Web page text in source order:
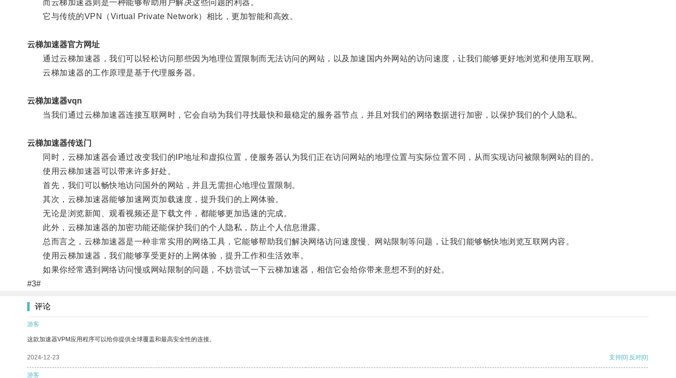
而云梯加速器则是一种能够帮助用户解决这些问题的利器。
它与传统的VPN（Virtual Private Network）相比，更加智能和高效。
云梯加速器官方网址
通过云梯加速器，我们可以轻松访问那些因为地理位置限制而无法访问的网站，以及加速国内外网站的访问速度，让我们能够更好地浏览和使用互联网。
云梯加速器的工作原理是基于代理服务器。
云梯加速器vqn
当我们通过云梯加速器连接互联网时，它会自动为我们寻找最快和最稳定的服务器节点，并且对我们的网络数据进行加密，以保护我们的个人隐私。
云梯加速器传送门
同时，云梯加速器会通过改变我们的IP地址和虚拟位置，使服务器认为我们正在访问网站的地理位置与实际位置不同，从而实现访问被限制网站的目的。
使用云梯加速器可以带来许多好处。
首先，我们可以畅快地访问国外的网站，并且无需担心地理位置限制。
其次，云梯加速器能够加速网页加载速度，提升我们的上网体验。
无论是浏览新闻、观看视频还是下载文件，都能够更加迅速的完成。
此外，云梯加速器的加密功能还能保护我们的个人隐私，防止个人信息泄露。
总而言之，云梯加速器是一种非常实用的网络工具，它能够帮助我们解决网络访问速度慢、网站限制等问题，让我们能够畅快地浏览互联网内容。
使用云梯加速器，我们能够享受更好的上网体验，提升工作和生活效率。
如果你经常遇到网络访问慢或网站限制的问题，不妨尝试一下云梯加速器，相信它会给你带来意想不到的好处。
#3#
评论
游客
这款加速器VPM应用程序可以给你提供全球覆盖和最高安全性的连接。
2024-12-23 支持[0] 反对[0]
游客